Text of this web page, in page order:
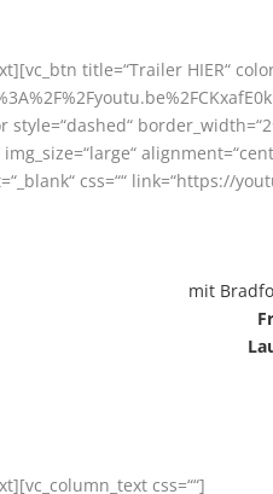
title=“Trailer HIER“
style=“dashed“
img_size=“large“
css=““ link=“https://
mit
css=““]